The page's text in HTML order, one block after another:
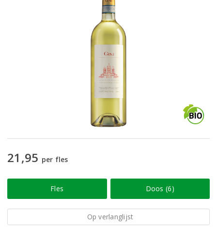
21,95 per fles
Fles Doos (6)
Op verlanglijst